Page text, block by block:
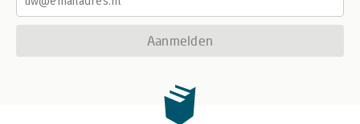
Aanmelden